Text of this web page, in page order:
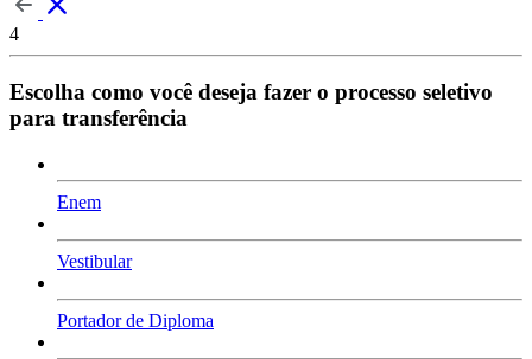
4
Escolha como você deseja fazer o processo seletivo
para transferência
Enem
Vestibular
Portador de Diploma